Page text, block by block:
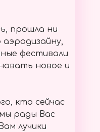
прошла ни
фестивали
новое и
кто сейчас
рады Вас
лучики